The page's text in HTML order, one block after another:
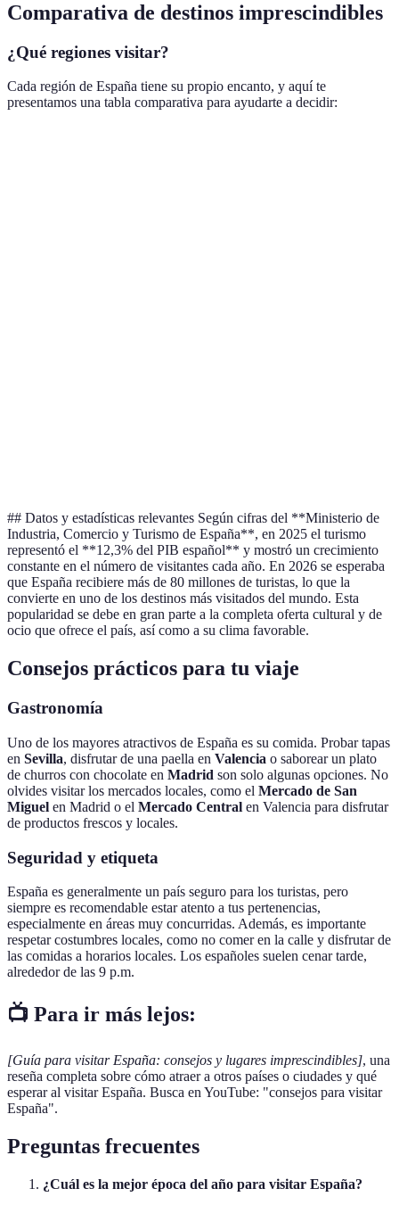
Comparativa de destinos imprescindibles
¿Qué regiones visitar?
Cada región de España tiene su propio encanto, y aquí te
presentamos una tabla comparativa para ayudarte a decidir:
## Datos y estadísticas relevantes Según cifras del **Ministerio de
Industria, Comercio y Turismo de España**, en 2025 el turismo
representó el **12,3% del PIB español** y mostró un crecimiento
constante en el número de visitantes cada año. En 2026 se esperaba
que España recibiere más de 80 millones de turistas, lo que la
convierte en uno de los destinos más visitados del mundo. Esta
popularidad se debe en gran parte a la completa oferta cultural y de
ocio que ofrece el país, así como a su clima favorable.
Consejos prácticos para tu viaje
Gastronomía
Uno de los mayores atractivos de España es su comida. Probar tapas
en Sevilla, disfrutar de una paella en Valencia o saborear un plato
de churros con chocolate en Madrid son solo algunas opciones. No
olvides visitar los mercados locales, como el Mercado de San
Miguel en Madrid o el Mercado Central en Valencia para disfrutar
de productos frescos y locales.
Seguridad y etiqueta
España es generalmente un país seguro para los turistas, pero
siempre es recomendable estar atento a tus pertenencias,
especialmente en áreas muy concurridas. Además, es importante
respetar costumbres locales, como no comer en la calle y disfrutar de
las comidas a horarios locales. Los españoles suelen cenar tarde,
alrededor de las 9 p.m.
📺 Para ir más lejos:
[Guía para visitar España: consejos y lugares imprescindibles], una
reseña completa sobre cómo atraer a otros países o ciudades y qué
esperar al visitar España. Busca en YouTube: "consejos para visitar
España".
Preguntas frecuentes
¿Cuál es la mejor época del año para visitar España?